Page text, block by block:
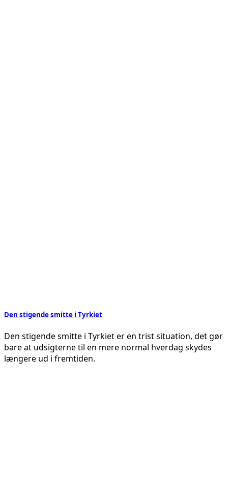
Den stigende smitte i Tyrkiet
Den stigende smitte i Tyrkiet er en trist situation, det gør
bare at udsigterne til en mere normal hverdag skydes
længere ud i fremtiden.